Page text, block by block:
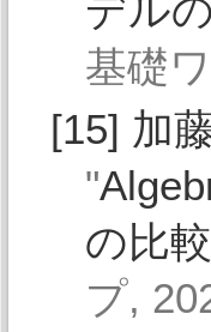
デル
基礎
[15] 加
"
の比較
プ,